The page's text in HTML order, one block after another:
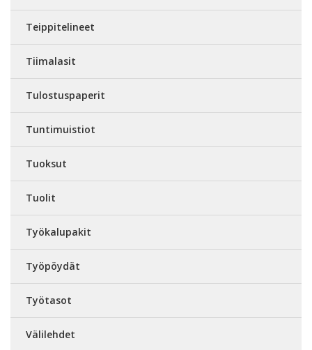
Teippitelineet
Tiimalasit
Tulostuspaperit
Tuntimuistiot
Tuoksut
Tuolit
Työkalupakit
Työpöydät
Työtasot
Välilehdet